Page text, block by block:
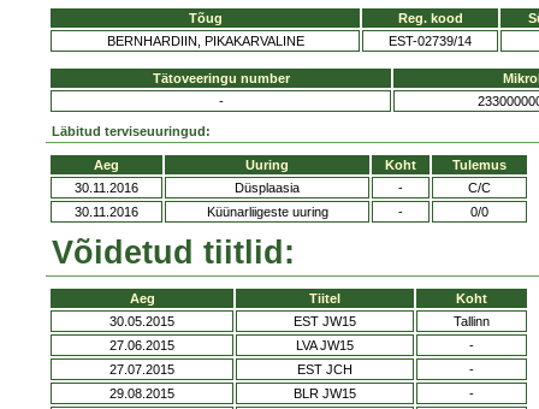
Tõug Reg. kood
BERNHARDIIN, PIKAKARVALINE
EST-02739/14
Tätoveeringu number
-
Läbitud terviseuuringud:
Aeg Uuring Koht
Tulemus
30.11.2016
Düsplaasia -
C/C
30.11.2016
Küünarliigeste uuring - 0/0
Võidetud tiitlid:
Aeg Tiitel
Koht
30.05.2015
EST JW15
Tallinn
27.06.2015
LVA JW15
-
27.07.2015
EST JCH
-
29.08.2015
BLR JW15
-